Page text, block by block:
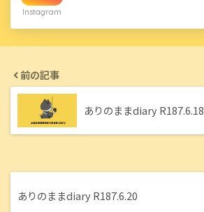
Instagram
前の記事
ありのままdiary R187.6.18
ありのままdiary R187.6.20